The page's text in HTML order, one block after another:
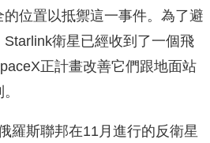
位置以抵禦這一事件。為了避
衛星已經收到了一個飛
正計畫改善它們跟地面站
羅斯聯邦在11月進行的反衛星